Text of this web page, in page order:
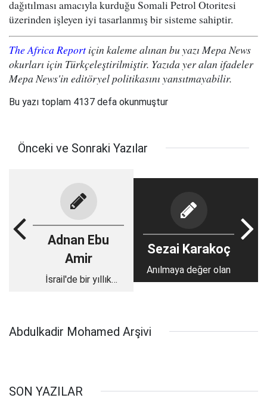
dağıtılması amacıyla kurduğu Somali Petrol Otoritesi
üzerinden işleyen iyi tasarlanmış bir sisteme sahiptir.
The Africa Report için kaleme alınan bu yazı Mepa News
okurları için Türkçeleştirilmiştir. Yazıda yer alan ifadeler
Mepa News'in editöryel politikasını yansıtmayabilir.
Bu yazı toplam 4137 defa okunmuştur
Önceki ve Sonraki Yazılar
Adnan Ebu
Amir
İsrail'de bir yıllık
Sezai Karakoç
Anılmaya değer olan
Abdulkadir Mohamed Arşivi
SON YAZILAR